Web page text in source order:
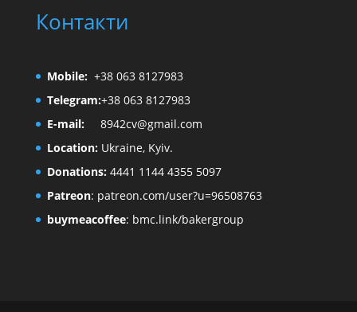
Контакти
Mobile: +38 063 8127983
Telegram:+38 063 8127983
E-mail:
8942cv@gmail.com
Location:Ukraine, Kyiv.
Donations:4441 1144 4355 5097
Patreon: patreon.com/user?u=96508763
buymeacoffee: bmc.link/bakergroup